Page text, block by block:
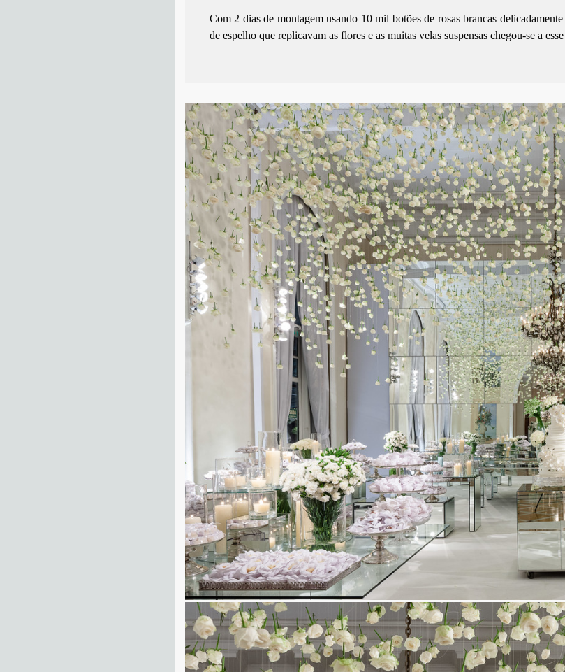
Com 2 dias de montagem usando 10 mil botões de rosas brancas
de espelho que replicavam as flores e as muitas velas suspensas chegou-se a